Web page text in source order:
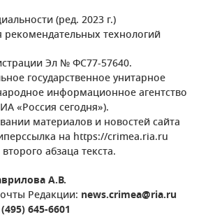
(ред. 2023 г.)
технологий
Эл № ФС77-57640.
государственное унитарное
информационное агентство
«Россия сегодня»).
материалов и новостей сайта
на https://crimea.ria.ru
абзаца текста.
А.В.
Редакции: news.crimea@ria.ru
645-6601